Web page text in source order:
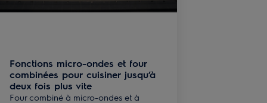
Fonctions micro-ondes et four
combinées pour cuisiner jusqu’à
deux fois plus vite
Four combiné à micro-ondes et à